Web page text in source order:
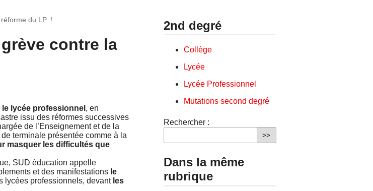
du LP !
contre la
lycée professionnel , en
issu des réformes successives
de l’Enseignement et de la
terminale présentée comme à la
masquer les difficultés que
SUD éducation appelle
et des manifestations le
lycées professionnels, devant les
2nd degré
Collège
Lycée
Lycée Professionnel
Mutations second degré
Rechercher :
Dans la même
rubrique